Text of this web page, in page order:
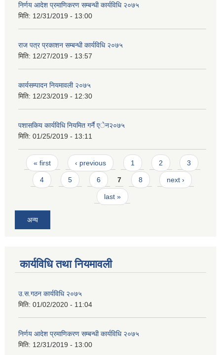
निर्णय आदेश प्रमाणिकरण सम्बन्धी कार्यविधि २०७५
मिति: 12/31/2019 - 13:00
राज पत्र प्रकाशन सम्बन्धी कार्यविधि २०७५
मिति: 12/27/2019 - 13:57
कार्यसम्पादन नियमावली २०७५
मिति: 12/23/2019 - 12:30
पशासकिय कार्यविधि नियमित गर्नै एेन२०७५
मिति: 01/25/2019 - 13:11
Pages
« first ‹ previous 1 2 3
4 5 6 7 8 next ›
last »
अन्य
कार्यविधि तथा नियमावली
उ.स.गठन कार्यविधि २०७५
मिति: 01/02/2020 - 11:04
निर्णय आदेश प्रमाणिकरण सम्बन्धी कार्यविधि २०७५
मिति: 12/31/2019 - 13:00